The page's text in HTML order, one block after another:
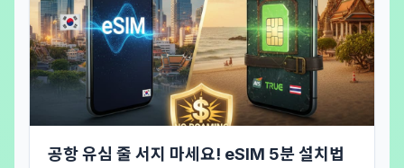
공항 유심 줄 서지 마세요! eSIM 5분 설치법